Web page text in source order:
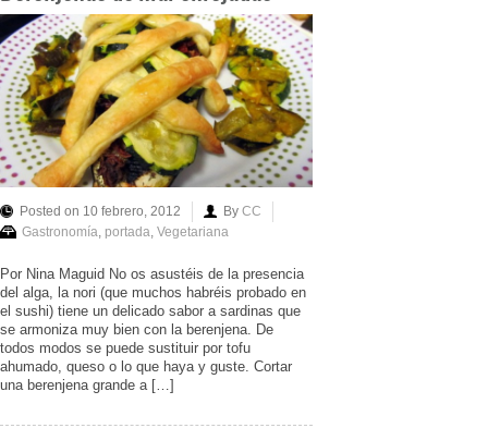
Posted on 10 febrero, 2012 By CC
Gastronomía, portada, Vegetariana
Por Nina Maguid No os asustéis de la presencia
del alga, la nori (que muchos habréis probado en
el sushi) tiene un delicado sabor a sardinas que
se armoniza muy bien con la berenjena. De
todos modos se puede sustituir por tofu
ahumado, queso o lo que haya y guste. Cortar
una berenjena grande a […]